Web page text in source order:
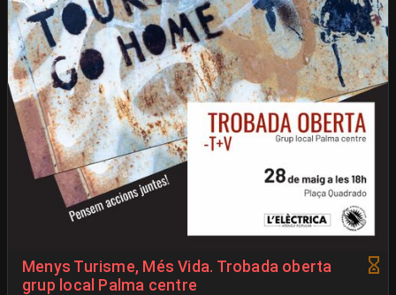
Menys Turisme, Més Vida. Trobada oberta
grup local Palma centre